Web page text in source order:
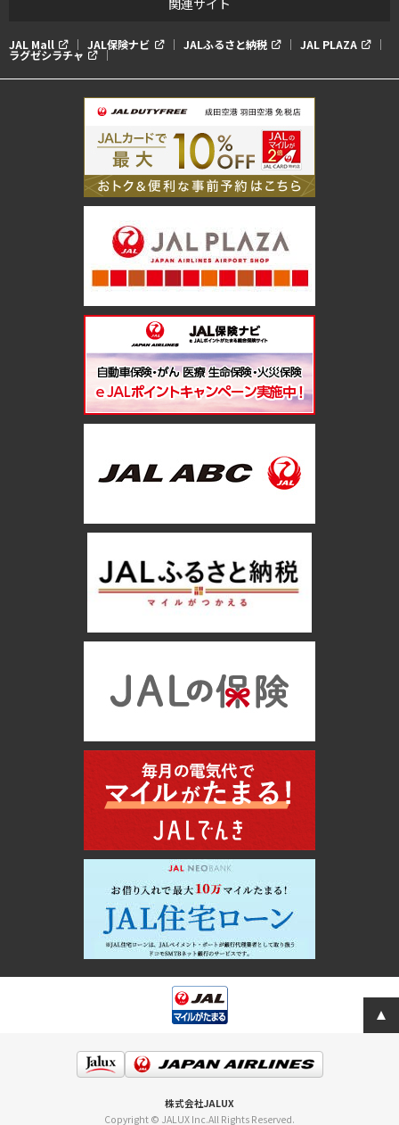
関連サイト
JAL Mall JAL保険ナビ JALふるさと納税 JAL PLAZA
ラグゼシラチャ
株式会社JALUX
Copyright © JALUX Inc.All Rights Reserved.